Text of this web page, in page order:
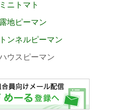
ミニトマト
露地ピーマン
トンネルピーマン
ウスピーマン